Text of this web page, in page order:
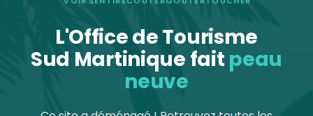
L'Office de Tourisme
Sud Martinique fait peau
neuve